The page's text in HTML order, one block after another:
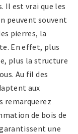
Il est vrai que les
peuvent souvent
pierres, la
En effet, plus
plus la structure
Au fil des
aux
remarquerez
de bois de
une